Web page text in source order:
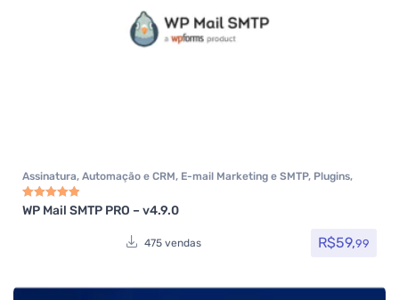
Assinatura, Automação e CRM, E-mail Marketing e SMTP, Plugins,
Todos os itens
WP Mail SMTP PRO – v4.9.0
475 vendas R$59,99